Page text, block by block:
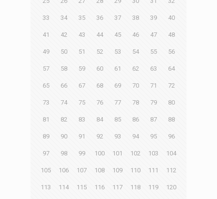
33 34 35 36 37 38 39 40
41 42 43 44 45 46 47 48
49 50 51 52 53 54 55 56
57 58 59 60 61 62 63 64
65 66 67 68 69 70 71 72
73 74 75 76 77 78 79 80
81 82 83 84 85 86 87 88
89 90 91 92 93 94 95 96
97 98 99 100 101 102 103 104
105 106 107 108 109 110 111 112
113 114 115 116 117 118 119 120